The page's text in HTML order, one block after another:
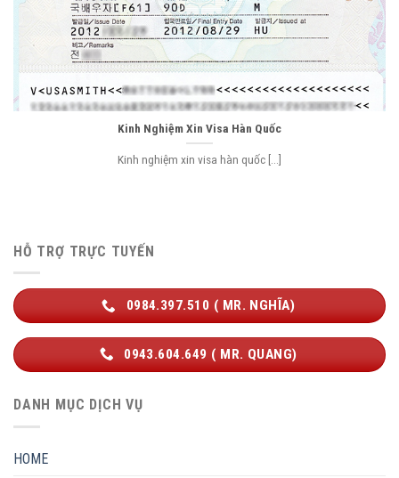
Kinh Nghiệm Xin Visa Hàn Quốc
Kinh nghiệm xin visa hàn quốc [...]
HỖ TRỢ TRỰC TUYẾN
0984.397.510 ( MR. NGHĨA)
0943.604.649 ( MR. QUANG)
DANH MỤC DỊCH VỤ
HOME